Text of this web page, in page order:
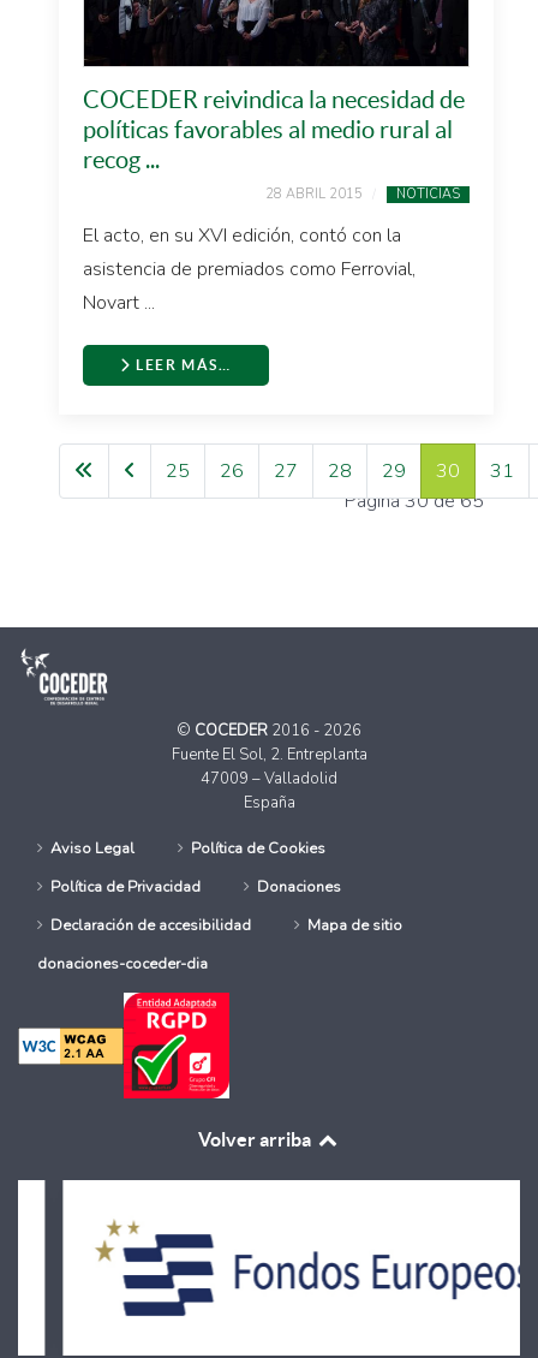
COCEDER reivindica la necesidad de
políticas favorables al medio rural al
recog ...
28 ABRIL 2015 NOTICIAS
El acto, en su XVI edición, contó con la
asistencia de premiados como Ferrovial,
Novart ...
LEER MÁS…
Página 30 de 65
25 26 27 28 29 30 31
© COCEDER 2016 - 2026
Fuente El Sol, 2. Entreplanta
47009 – Valladolid
España
Aviso Legal
Política de Cookies
Política de Privacidad
Donaciones
Declaración de accesibilidad
Mapa de sitio
donaciones-coceder-dia
Volver arriba